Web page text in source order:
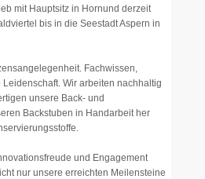
mit Hauptsitz in Hornund derzeit
bis in die Seestadt Aspern in
Fachwissen,
Wir arbeiten nachhaltig
unsere Back- und
Backstuben in Handarbeit her
und Engagement
nur unsere erreichten Meilensteine